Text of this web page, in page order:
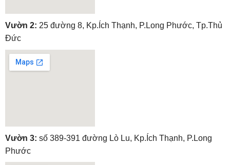
embedgooglemap.net
Vườn 2: 25 đường 8, Kp.Ích Thạnh, P.Long Phước, Tp.Thủ
Đức
embedgooglemap.net
Vườn 3: số 389-391 đường Lò Lu, Kp.Ích Thạnh, P.Long
Phước